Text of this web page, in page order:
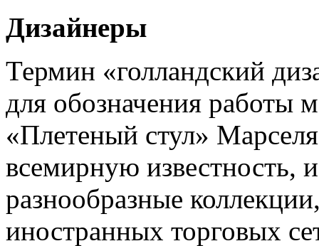
Дизайнеры
Термин «голландский
для обозначения работы
«Плетеный стул»
всемирную известность,
разнообразные
иностранных торговых